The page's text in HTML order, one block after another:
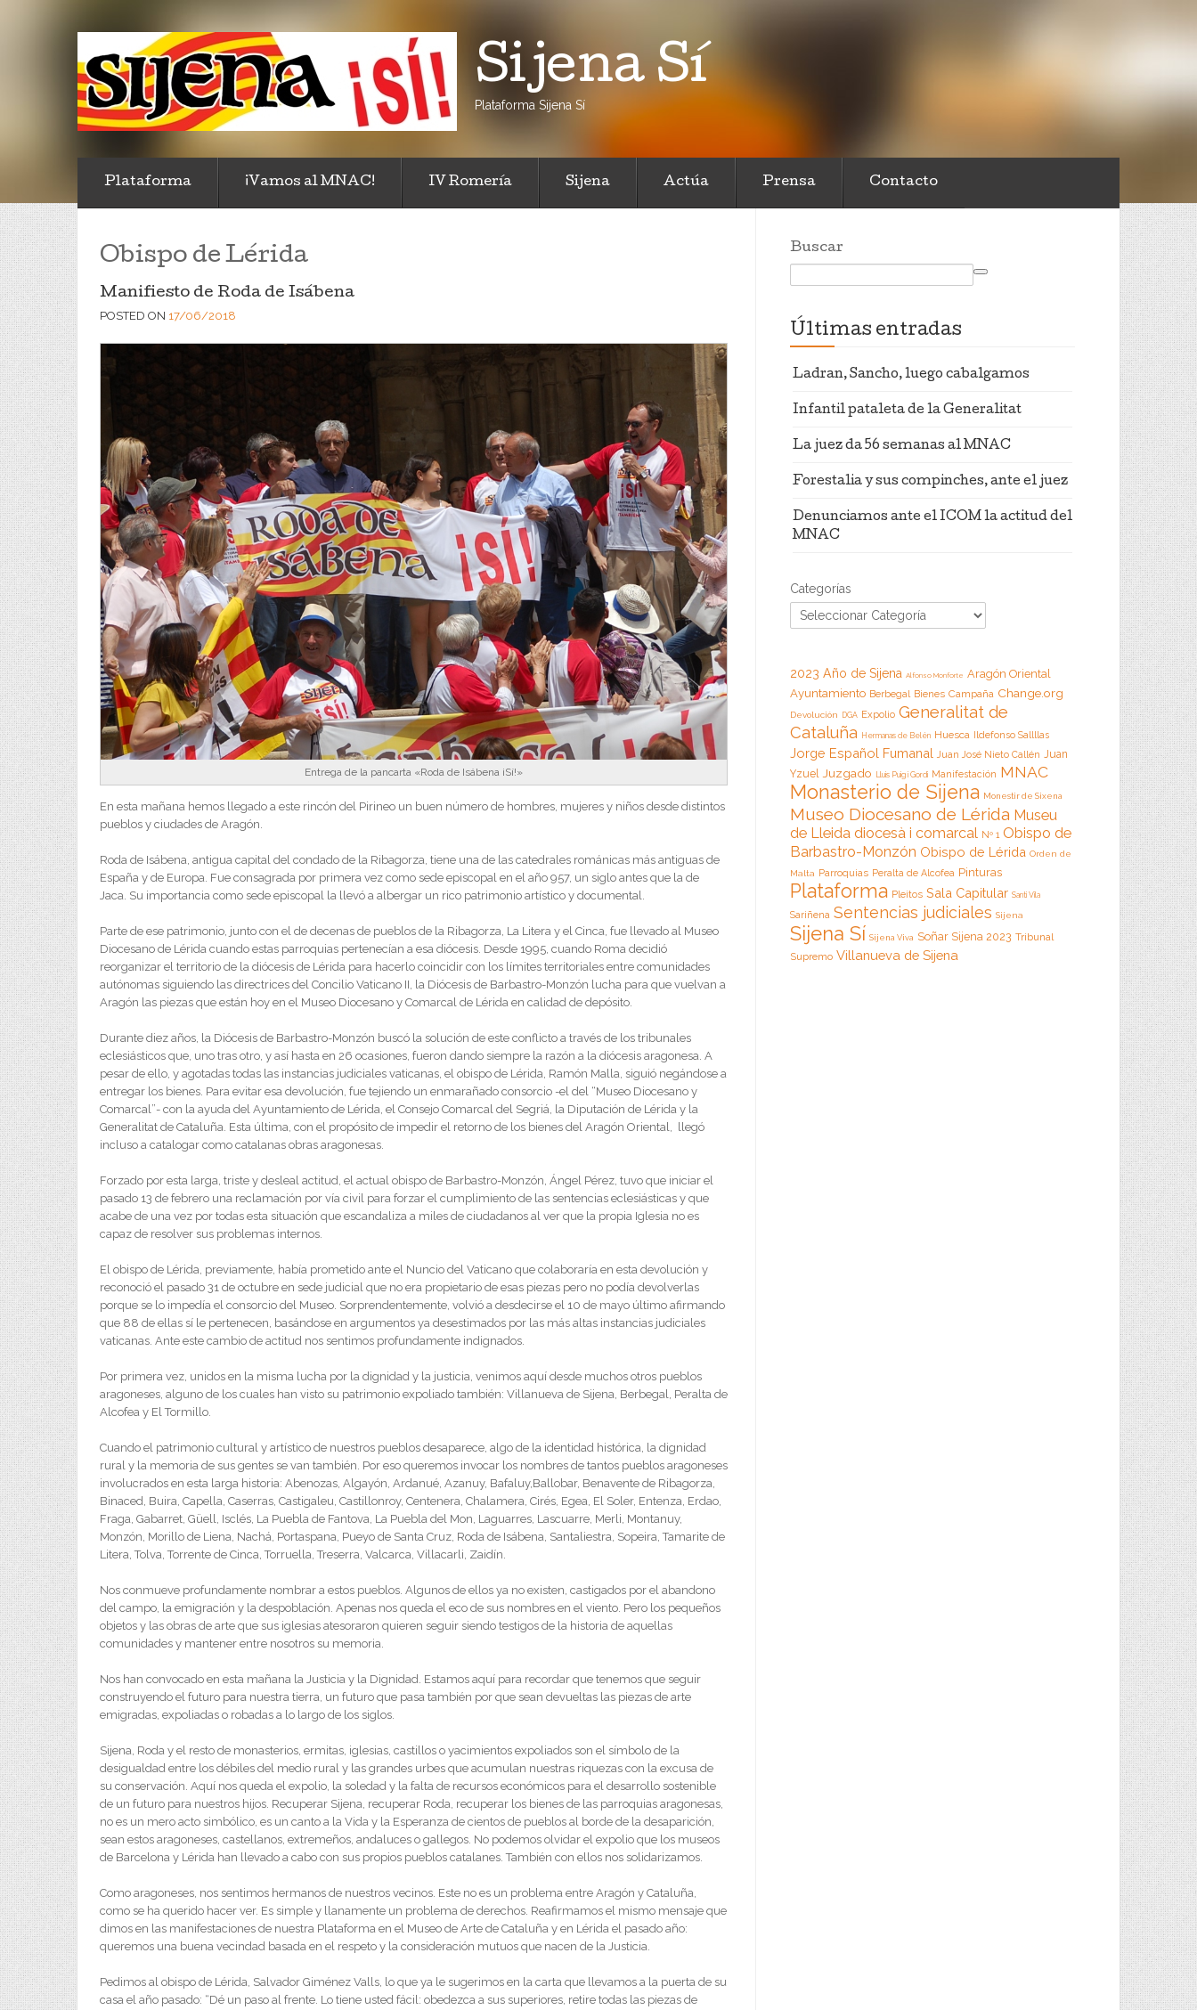
Sijena Sí
Plataforma Sijena Sí
Plataforma ¡Vamos al MNAC! IV Romería Sijena Actúa Prensa Contacto
Obispo de Lérida
Manifiesto de Roda de Isábena
POSTED ON 17/06/2018
Entrega de la pancarta «Roda de Isábena ¡Sí!»
En esta mañana hemos llegado a este rincón del Pirineo un buen número de hombres, mujeres y niños desde distintos
pueblos y ciudades de Aragón.
Roda de Isábena, antigua capital del condado de la Ribagorza, tiene una de las catedrales románicas más antiguas de
España y de Europa. Fue consagrada por primera vez como sede episcopal en el año 957, un siglo antes que la de
Jaca. Su importancia como sede episcopal la llevó a albergar un rico patrimonio artístico y documental.
Parte de ese patrimonio, junto con el de decenas de pueblos de la Ribagorza, La Litera y el Cinca, fue llevado al Museo
Diocesano de Lérida cuando estas parroquias pertenecían a esa diócesis. Desde 1995, cuando Roma decidió
reorganizar el territorio de la diócesis de Lérida para hacerlo coincidir con los límites territoriales entre comunidades
autónomas siguiendo las directrices del Concilio Vaticano II, la Diócesis de Barbastro-Monzón lucha para que vuelvan a
Aragón las piezas que están hoy en el Museo Diocesano y Comarcal de Lérida en calidad de depósito.
Durante diez años, la Diócesis de Barbastro-Monzón buscó la solución de este conflicto a través de los tribunales
eclesiásticos que, uno tras otro, y así hasta en 26 ocasiones, fueron dando siempre la razón a la diócesis aragonesa. A
pesar de ello, y agotadas todas las instancias judiciales vaticanas, el obispo de Lérida, Ramón Malla, siguió negándose a
entregar los bienes. Para evitar esa devolución, fue tejiendo un enmarañado consorcio -el del “Museo Diocesano y
Comarcal”- con la ayuda del Ayuntamiento de Lérida, el Consejo Comarcal del Segriá, la Diputación de Lérida y la
Generalitat de Cataluña. Esta última, con el propósito de impedir el retorno de los bienes del Aragón Oriental, llegó
incluso a catalogar como catalanas obras aragonesas.
Forzado por esta larga, triste y desleal actitud, el actual obispo de Barbastro-Monzón, Ángel Pérez, tuvo que iniciar el
pasado 13 de febrero una reclamación por vía civil para forzar el cumplimiento de las sentencias eclesiásticas y que
acabe de una vez por todas esta situación que escandaliza a miles de ciudadanos al ver que la propia Iglesia no es
capaz de resolver sus problemas internos.
El obispo de Lérida, previamente, había prometido ante el Nuncio del Vaticano que colaboraría en esta devolución y
reconoció el pasado 31 de octubre en sede judicial que no era propietario de esas piezas pero no podía devolverlas
porque se lo impedía el consorcio del Museo. Sorprendentemente, volvió a desdecirse el 10 de mayo último afirmando
que 88 de ellas sí le pertenecen, basándose en argumentos ya desestimados por las más altas instancias judiciales
vaticanas. Ante este cambio de actitud nos sentimos profundamente indignados.
Por primera vez, unidos en la misma lucha por la dignidad y la justicia, venimos aquí desde muchos otros pueblos
aragoneses, alguno de los cuales han visto su patrimonio expoliado también: Villanueva de Sijena, Berbegal, Peralta de
Alcofea y El Tormillo.
Cuando el patrimonio cultural y artístico de nuestros pueblos desaparece, algo de la identidad histórica, la dignidad
rural y la memoria de sus gentes se van también. Por eso queremos invocar los nombres de tantos pueblos aragoneses
involucrados en esta larga historia: Abenozas, Algayón, Ardanué, Azanuy, Bafaluy,Ballobar, Benavente de Ribagorza,
Binaced, Buira, Capella, Caserras, Castigaleu, Castillonroy, Centenera, Chalamera, Cirés, Egea, El Soler, Entenza, Erdao,
Fraga, Gabarret, Güell, Isclés, La Puebla de Fantova, La Puebla del Mon, Laguarres, Lascuarre, Merli, Montanuy,
Monzón, Morillo de Liena, Nachá, Portaspana, Pueyo de Santa Cruz, Roda de Isábena, Santaliestra, Sopeira, Tamarite de
Litera, Tolva, Torrente de Cinca, Torruella, Treserra, Valcarca, Villacarli, Zaidín.
Nos conmueve profundamente nombrar a estos pueblos. Algunos de ellos ya no existen, castigados por el abandono
del campo, la emigración y la despoblación. Apenas nos queda el eco de sus nombres en el viento. Pero los pequeños
objetos y las obras de arte que sus iglesias atesoraron quieren seguir siendo testigos de la historia de aquellas
comunidades y mantener entre nosotros su memoria.
Nos han convocado en esta mañana la Justicia y la Dignidad. Estamos aquí para recordar que tenemos que seguir
construyendo el futuro para nuestra tierra, un futuro que pasa también por que sean devueltas las piezas de arte
emigradas, expoliadas o robadas a lo largo de los siglos.
Sijena, Roda y el resto de monasterios, ermitas, iglesias, castillos o yacimientos expoliados son el símbolo de la
desigualdad entre los débiles del medio rural y las grandes urbes que acumulan nuestras riquezas con la excusa de
su conservación. Aquí nos queda el expolio, la soledad y la falta de recursos económicos para el desarrollo sostenible
de un futuro para nuestros hijos. Recuperar Sijena, recuperar Roda, recuperar los bienes de las parroquias aragonesas,
no es un mero acto simbólico, es un canto a la Vida y la Esperanza de cientos de pueblos al borde de la desaparición,
sean estos aragoneses, castellanos, extremeños, andaluces o gallegos. No podemos olvidar el expolio que los museos
de Barcelona y Lérida han llevado a cabo con sus propios pueblos catalanes. También con ellos nos solidarizamos.
Como aragoneses, nos sentimos hermanos de nuestros vecinos. Este no es un problema entre Aragón y Cataluña,
como se ha querido hacer ver. Es simple y llanamente un problema de derechos. Reafirmamos el mismo mensaje que
dimos en las manifestaciones de nuestra Plataforma en el Museo de Arte de Cataluña y en Lérida el pasado año:
queremos una buena vecindad basada en el respeto y la consideración mutuos que nacen de la Justicia.
Pedimos al obispo de Lérida, Salvador Giménez Valls, lo que ya le sugerimos en la carta que llevamos a la puerta de su
casa el año pasado: “Dé un paso al frente. Lo tiene usted fácil: obedezca a sus superiores, retire todas las piezas de
Buscar
Últimas entradas
Ladran, Sancho, luego cabalgamos
Infantil pataleta de la Generalitat
La juez da 56 semanas al MNAC
Forestalia y sus compinches, ante el juez
Denunciamos ante el ICOM la actitud del
MNAC
Categorías
2023 Año de Sijena Alfonso Monforte Aragón Oriental
Ayuntamiento Berbegal Bienes Campaña Change.org
Devolución DGA Expolio Generalitat de
Cataluña Hermanas de Belén Huesca Ildefonso Sallllas
Jorge Español Fumanal Juan José Nieto Callén Juan
Yzuel Juzgado Lluis Puig i Gordi Manifestación MNAC
Monasterio de Sijena Monestir de Sixena
Museo Diocesano de Lérida Museu
de Lleida diocesà i comarcal Nº 1 Obispo de
Barbastro-Monzón Obispo de Lérida Orden de
Malta Parroquias Peralta de Alcofea Pinturas
Plataforma Pleitos Sala Capitular Santi Vila
Sariñena Sentencias judiciales Sijena
Sijena Sí Sijena Viva Soñar Sijena 2023 Tribunal
Supremo Villanueva de Sijena